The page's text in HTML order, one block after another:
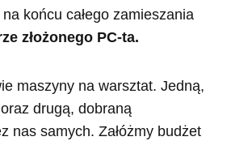
końcu całego zamieszania
złożonego PC-ta.
maszyny na warsztat. Jedną,
drugą, dobraną
nas samych. Załóżmy budżet